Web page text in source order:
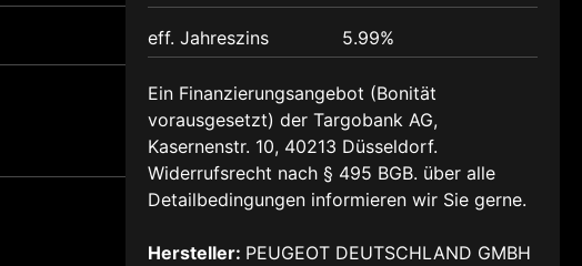
eff. Jahreszins 5.99%
Ein Finanzierungsangebot (Bonität
vorausgesetzt) der Targobank AG,
Kasernenstr. 10, 40213 Düsseldorf.
Widerrufsrecht nach § 495 BGB. über alle
Detailbedingungen informieren wir Sie gerne.
Hersteller: PEUGEOT DEUTSCHLAND GMBH